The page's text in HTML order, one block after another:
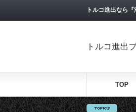
トルコ進出なら
トルコ進出
TOP